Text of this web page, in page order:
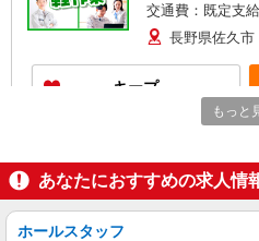
交通費：既定支給
長野県佐久市
キープ
キャンディーの
時給1200円
実働）（残業・
もっと
あなたにおすすめの求人情
ホールスタッフ